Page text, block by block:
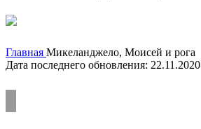
Главная Микеланджело, Моисей и рога
Дата последнего обновления: 22.11.2020